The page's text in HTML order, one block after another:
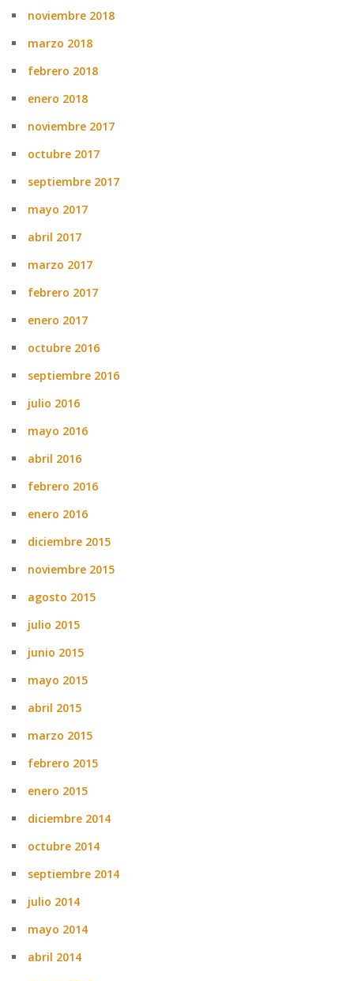
noviembre 2018
marzo 2018
febrero 2018
enero 2018
noviembre 2017
octubre 2017
septiembre 2017
mayo 2017
abril 2017
marzo 2017
febrero 2017
enero 2017
octubre 2016
septiembre 2016
julio 2016
mayo 2016
abril 2016
febrero 2016
enero 2016
diciembre 2015
noviembre 2015
agosto 2015
julio 2015
junio 2015
mayo 2015
abril 2015
marzo 2015
febrero 2015
enero 2015
diciembre 2014
octubre 2014
septiembre 2014
julio 2014
mayo 2014
abril 2014